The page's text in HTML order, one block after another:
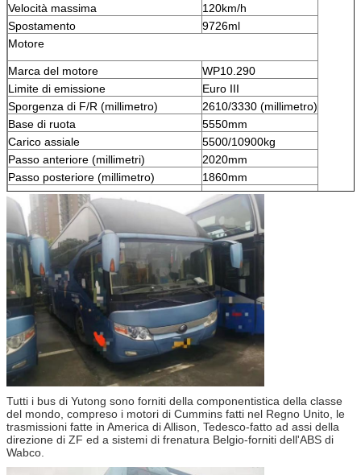
Velocità massima
120km/h
Spostamento
9726ml
Motore
Marca del motore
WP10.290
Limite di emissione
Euro III
Sporgenza di F/R (millimetro)
2610/3330 (millimetro)
Base di ruota
5550mm
Carico assiale
5500/10900kg
Passo anteriore (millimetri)
2020mm
Passo posteriore (millimetro)
1860mm
Approccio/angolo di Depature
9/9°
Numero della gomma
6
A/C
SÌ
Tipo della gomma
11R22.5
Tutti i bus di Yutong sono forniti della componentistica della classe
del mondo, compreso i motori di Cummins fatti nel Regno Unito, le
trasmissioni fatte in America di Allison, Tedesco-fatto ad assi della
direzione di ZF ed a sistemi di frenatura Belgio-forniti dell'ABS di
Wabco.